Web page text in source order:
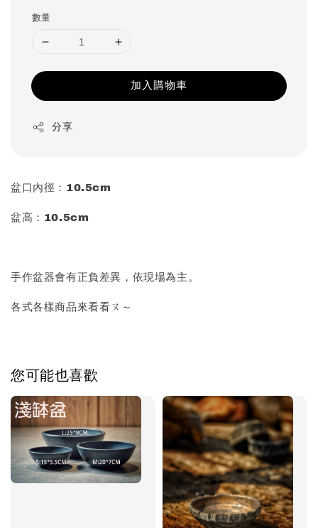
數量
加入購物車
分享
盆口內徑：10.5cm
盆高：10.5cm
手作盆器會有正負差異，依現場為主。
各式各樣商品來看看ㄡ～
您可能也喜歡